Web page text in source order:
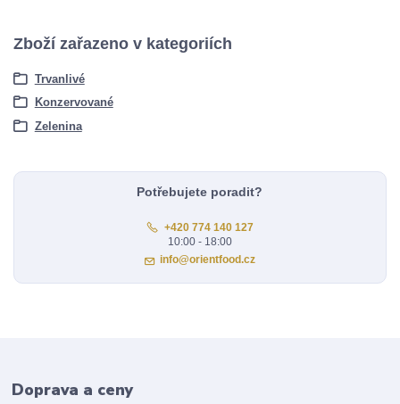
Zboží zařazeno v kategoriích
Trvanlivé
Konzervované
Zelenina
Potřebujete poradit?
+420 774 140 127
10:00 - 18:00
info@orientfood.cz
Doprava a ceny